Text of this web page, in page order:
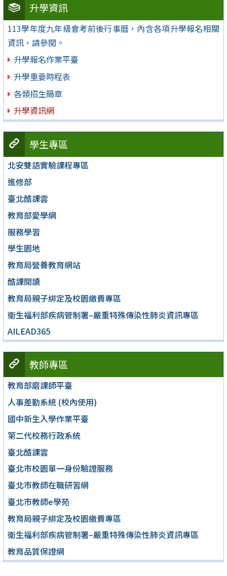
升學資訊
113學年度九年級會考前後行事曆，內含各項升學報名相關
資訊，請參閱。
升學報名作業平臺
升學重要時程表
各類招生簡章
升學資訊網
學生專區
北安雙語實驗課程專區
進修部
臺北酷課雲
教育部愛學網
服務學習
學生園地
教育局營養教育網站
酷課閱讀
教育局親子綁定及校園繳費專區
衛生福利部疾病管制署–嚴重特殊傳染性肺炎資訊專區
AILEAD365
教師專區
教育部磨課師平臺
人事差勤系統 (校內使用)
國中新生入學作業平臺
第二代校務行政系統
臺北酷課雲
臺北市校園單一身份驗證服務
臺北市教師在職研習網
臺北市教師e學苑
教育局親子綁定及校園繳費專區
衛生福利部疾病管制署–嚴重特殊傳染性肺炎資訊專區
教育品質保證網